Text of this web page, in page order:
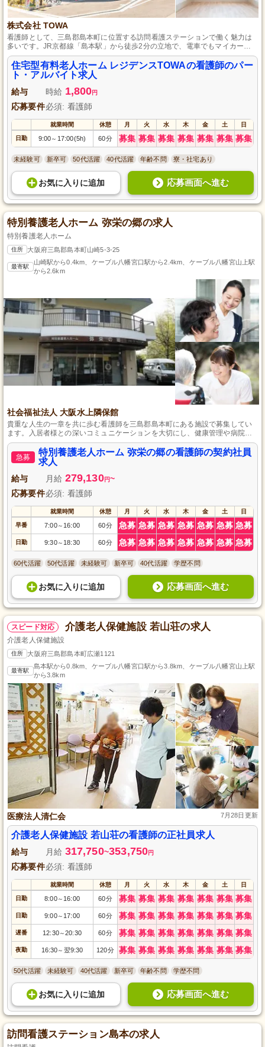
株式会社 TOWA
看護師として、三島郡島本町に位置する訪問看護ステーションで働く魅力は
多いです。JR京都線「島本駅」から徒歩2分の立地で、電車でもマイカーで
も便利に通勤が可能です。訪問看護の経験がなくても、資格さえあれば応募
できるので、新たなスタートに最適です。
住宅型有料老人ホーム レジデンスTOWAの看護師のパー
ト・アルバイト求人
給与 時給 1,800円
応募要件必須: 看護師
就業時間 休憩 月 火 水 木 金 土 日
日勤 9:00～ 17:00(5h) 60分 募集 募集 募集 募集 募集 募集 募集
未経験可 新卒可 50代活躍 40代活躍 年齢不問 寮・社宅あり
お気に入り に追加 応募画面へ進む
特別養護老人ホーム 弥栄の郷の求人
特別養護老人ホーム
住所 大阪府三島郡島本町山崎5-3-25
最寄駅
山崎駅から0.4km、ケーブル八幡宮口駅から2.4km、ケーブル八幡宮山上駅
から2.6km
社会福祉法人 大阪水上隣保館
貴重な人生の一章を共に歩む看護師を三島郡島本町にある施設で募集してい
ます。入居者様との深いコミュニケーションを大切にし、健康管理や病院へ
の付き添いなどを通して、一人一人に寄り添う仕事です。経験の有無にかか
わらず、やさしさと専門性を持って接することができる方を求めています。
長く働ける環境として、教育体制の充実と安定した雇用をお約束します。
急募
特別養護老人ホーム 弥栄の郷の看護師の契約社員
求人
給与 月給 279,130円~
応募要件必須: 看護師
就業時間 休憩 月 火 水 木 金 土 日
早番 7:00～ 16:00 60分 急募 急募 急募 急募 急募 急募 急募
日勤 9:30～ 18:30 60分 急募 急募 急募 急募 急募 急募 急募
60代活躍 50代活躍 未経験可 新卒可 40代活躍 学歴不問
お気に入り に追加 応募画面へ進む
スピード対応 介護老人保健施設 若山荘の求人
介護老人保健施設
住所 大阪府三島郡島本町広瀬1121
最寄駅
島本駅から0.8km、ケーブル八幡宮口駅から3.8km、ケーブル八幡宮山上駅
から3.8km
医療法人清仁会 7月28日更新
介護老人保健施設 若山荘の看護師の正社員求人
給与 月給 317,750~353,750円
応募要件必須: 看護師
就業時間 休憩 月 火 水 木 金 土 日
日勤 8:00～ 16:00 60分 募集 募集 募集 募集 募集 募集 募集
日勤 9:00～ 17:00 60分 募集 募集 募集 募集 募集 募集 募集
遅番 12:30～20:30 60分 募集 募集 募集 募集 募集 募集 募集
夜勤 16:30～ 翌9:30 120分 募集 募集 募集 募集 募集 募集 募集
50代活躍 未経験可 40代活躍 新卒可 年齢不問 学歴不問
お気に入り に追加 応募画面へ進む
訪問看護ステーション島本の求人